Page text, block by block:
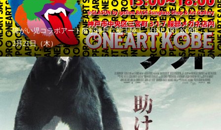
障がい児コラボアート展が神戸に初上陸！「ONEART KOBE」
2月21日（木）...